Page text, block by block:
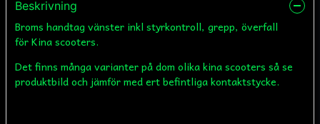
Beskrivning
Broms handtag vänster inkl styrkontroll, grepp, överfall
för Kina scooters.
Det finns många varianter på dom olika kina scooters så se
produktbild och jämför med ert befintliga kontaktstycke.